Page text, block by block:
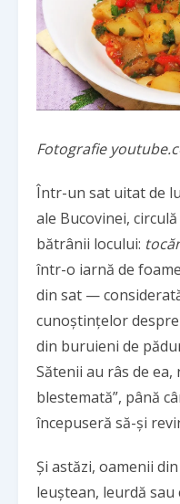
Fotografie
Într-un sat uitat de
ale Bucovinei,
bătrânii locului:
într-o iarnă de
din sat —
cunoștințelor
din buruieni de
Sătenii au râs de ea,
blestemată”, până
începuseră să-și
Și astăzi, oamenii
leuștean, leurdă